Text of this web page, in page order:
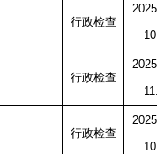
行政检查
行政检查
行政检查